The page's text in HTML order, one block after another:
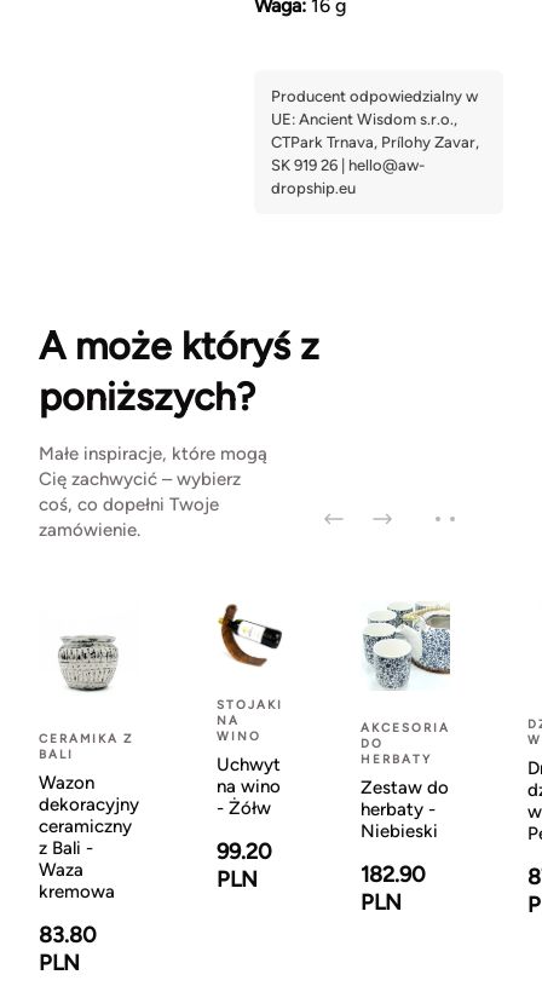
Waga:16 g
A może któryś z
poniższych?
Małe inspiracje, które mogą
Cię zachwycić – wybierz
coś, co dopełni Twoje
zamówienie.
CERAMIKA Z
BALI
Wazon
dekoracyjny
ceramiczny
z Bali -
Waza
kremowa
83.80
PLN
STOJAKI
NA
WINO
Uchwyt
na wino
- Żółw
99.20
PLN
AKCESORIA
DO
HERBATY
Zestaw do
herbaty -
Niebieski
182.90
PLN